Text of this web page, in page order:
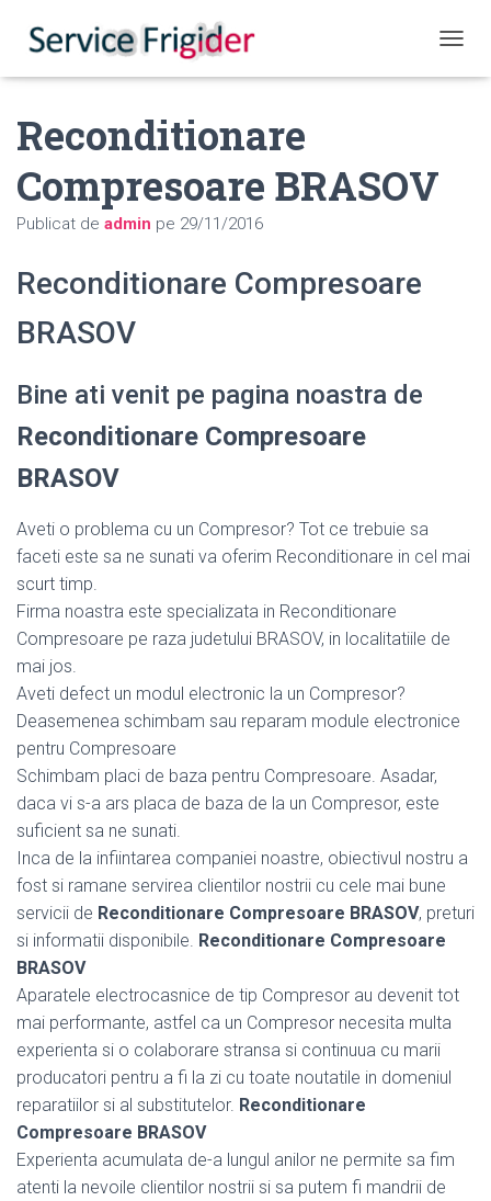
Reconditionare
Compresoare BRASOV
Publicat de admin pe 29/11/2016
Reconditionare Compresoare
BRASOV
Bine ati venit pe pagina noastra de
Reconditionare Compresoare
BRASOV
Aveti o problema cu un Compresor? Tot ce trebuie sa
faceti este sa ne sunati va oferim Reconditionare in cel mai
scurt timp.
Firma noastra este specializata in Reconditionare
Compresoare pe raza judetului BRASOV, in localitatiile de
mai jos.
Aveti defect un modul electronic la un Compresor?
Deasemenea schimbam sau reparam module electronice
pentru Compresoare
Schimbam placi de baza pentru Compresoare. Asadar,
daca vi s-a ars placa de baza de la un Compresor, este
suficient sa ne sunati.
Inca de la infiintarea companiei noastre, obiectivul nostru a
fost si ramane servirea clientilor nostrii cu cele mai bune
servicii de Reconditionare Compresoare BRASOV, preturi
si informatii disponibile. Reconditionare Compresoare
BRASOV
Aparatele electrocasnice de tip Compresor au devenit tot
mai performante, astfel ca un Compresor necesita multa
experienta si o colaborare stransa si continuua cu marii
producatori pentru a fi la zi cu toate noutatile in domeniul
reparatiilor si al substitutelor. Reconditionare
Compresoare BRASOV
Experienta acumulata de-a lungul anilor ne permite sa fim
atenti la nevoile clientilor nostrii si sa putem fi mandrii de